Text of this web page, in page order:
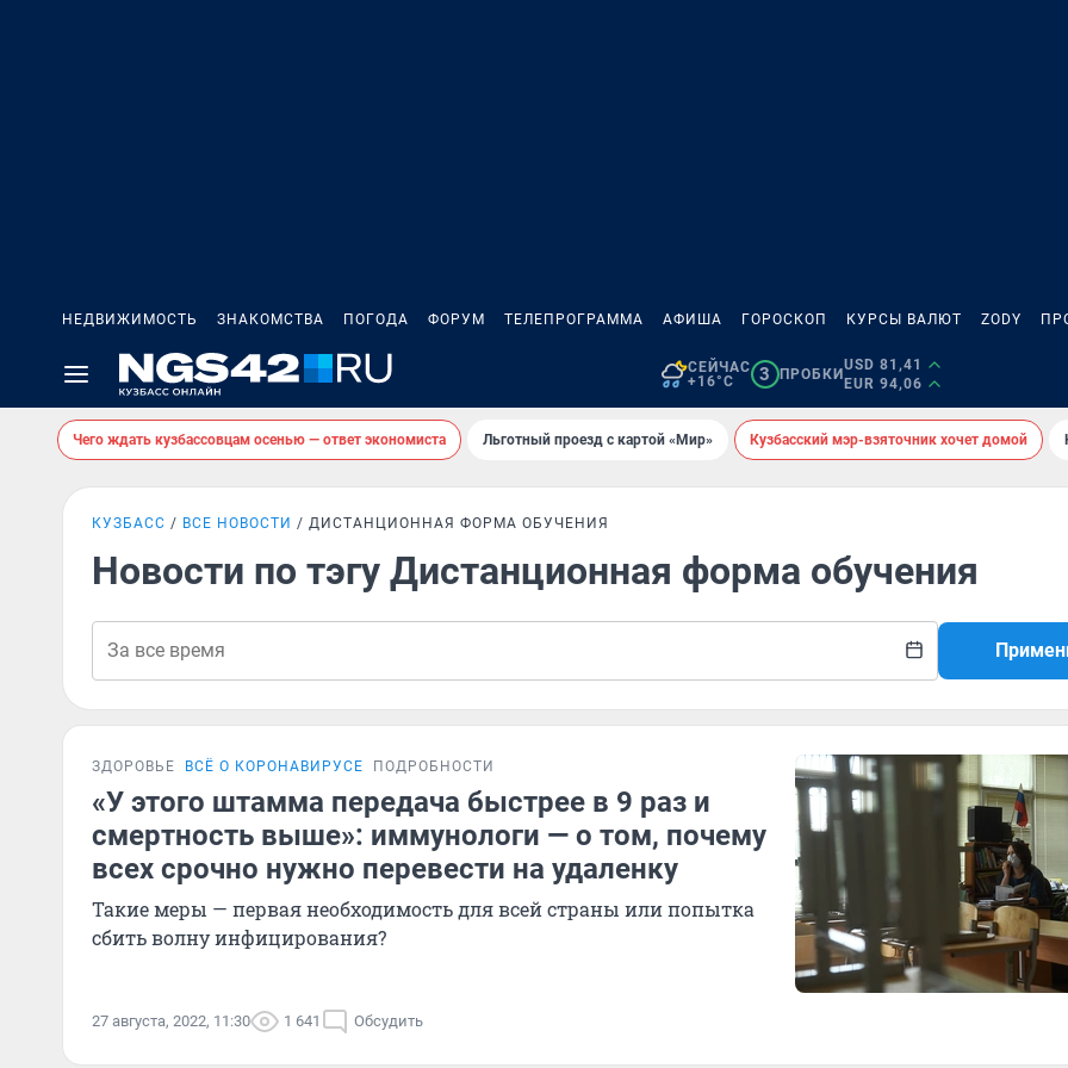
НЕДВИЖИМОСТЬ ЗНАКОМСТВА ПОГОДА ФОРУМ ТЕЛЕПРОГРАММА АФИША ГОРОСКОП КУРСЫ ВАЛЮТ ZODY
СЕЙЧАС
+16°C
3 ПРОБКИ
USD 81,41
EUR 94,06
Чего ждать кузбассовцам осенью — ответ экономиста Льготный проезд с картой «Мир» Кузбасский мэр-взяточник хочет домой
КУЗБАСС ВСЕ НОВОСТИ ДИСТАНЦИОННАЯ ФОРМА ОБУЧЕНИЯ
Новости по тэгу Дистанционная форма обучения
ЗДОРОВЬЕ ВСЁ О КОРОНАВИРУСЕ ПОДРОБНОСТИ
«У этого штамма передача быстрее в 9 раз и
смертность выше»: иммунологи — о том, почему
всех срочно нужно перевести на удаленку
Такие меры — первая необходимость для всей страны или попытка
сбить волну инфицирования?
27 августа, 2022, 11:30 1 641 Обсудить